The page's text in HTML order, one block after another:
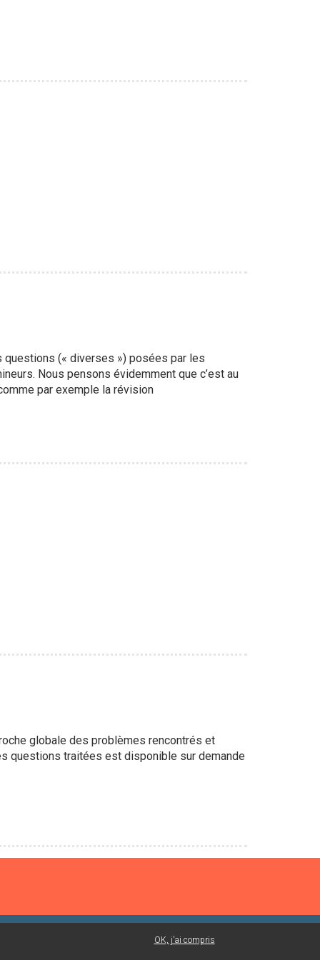
questions (« diverses ») posées par les
Nous pensons évidemment que c’est au
par exemple la révision
globale des problèmes rencontrés et
questions traitées est disponible sur demande
OK, j'ai compris